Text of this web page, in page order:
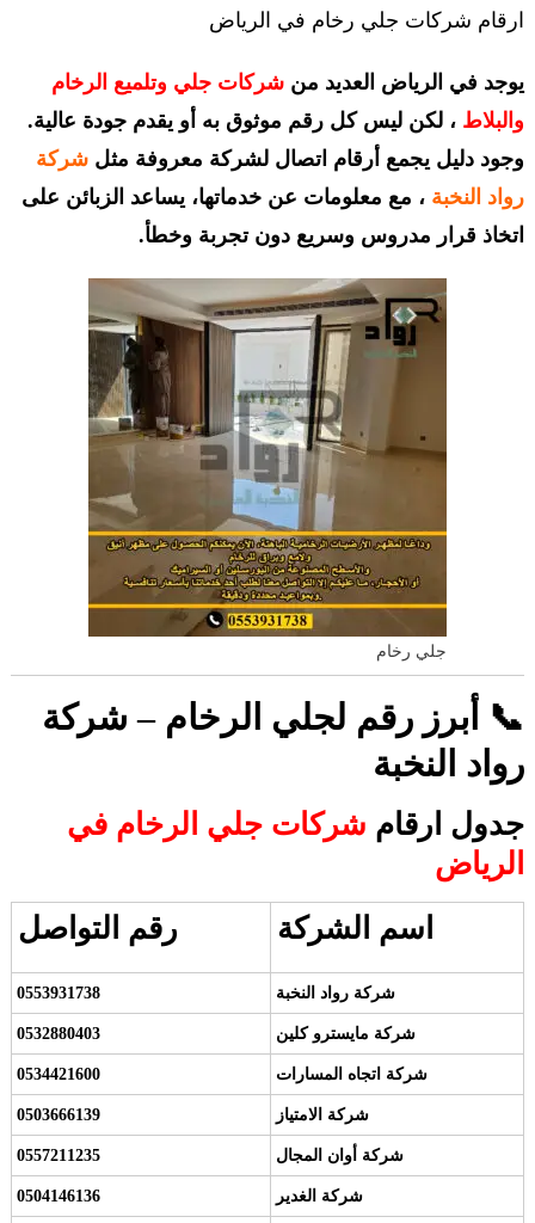
ارقام شركات جلي رخام في الرياض
يوجد في الرياض العديد من شركات جلي وتلميع الرخام
والبلاط ، لكن ليس كل رقم موثوق به أو يقدم جودة عالية.
وجود دليل يجمع أرقام اتصال لشركة معروفة مثل شركة
رواد النخبة ، مع معلومات عن خدماتها، يساعد الزبائن على
اتخاذ قرار مدروس وسريع دون تجربة وخطأ.
جلي رخام
📞 أبرز رقم لجلي الرخام – شركة
رواد النخبة
جدول ارقام شركات جلي الرخام في
الرياض
اسم الشركة
رقم التواصل
شركة رواد النخبة 0553931738
شركة مايسترو كلين 0532880403
شركة اتجاه المسارات 0534421600
شركة الامتياز 0503666139
شركة أوان المجال 0557211235
شركة الغدير 0504146136